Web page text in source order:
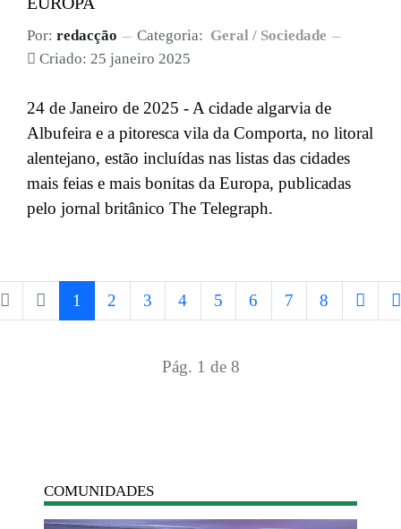
Por: redacção Categoria: Geral / Sociedade
Criado: 25 janeiro 2025
24 de Janeiro de 2025 - A cidade algarvia de
Albufeira e a pitoresca vila da Comporta, no litoral
alentejano, estão incluídas nas listas das cidades
mais feias e mais bonitas da Europa, publicadas
pelo jornal britânico The Telegraph.
1 2 3 4 5 6 7 8
Pág. 1 de 8
COMUNIDADES